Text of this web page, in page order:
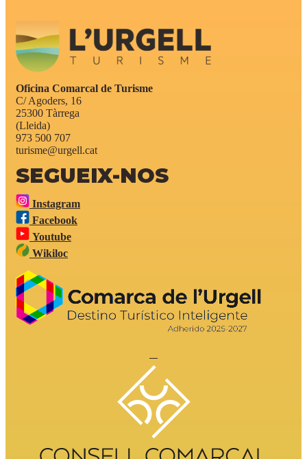
Oficina Comarcal de Turisme
C/ Agoders, 16
25300 Tàrrega
(Lleida)
973 500 707
turisme@urgell.cat
SEGUEIX-NOS
Instagram
Facebook
Youtube
Wikiloc